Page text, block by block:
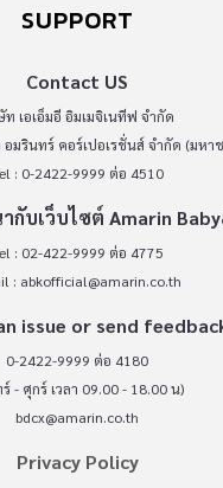
SUPPORT
Contact US
ท เอเอ็มอี อิมเมจิเนทีฟ จำกัด
อมรินทร์ คอร์เปอเรชั่นส์ จำกัด (มหา
: 0-2422-9999 ต่อ 4510
บเว็บไซต์ Amarin
: 02-422-9999 ต่อ 4775
: abkofficial@amarin.co.th
issue or send
0-2422-9999 ต่อ 4180
- ศุกร์ เวลา 09.00 - 18.00 น)
bdcx@amarin.co.th
Privacy Policy